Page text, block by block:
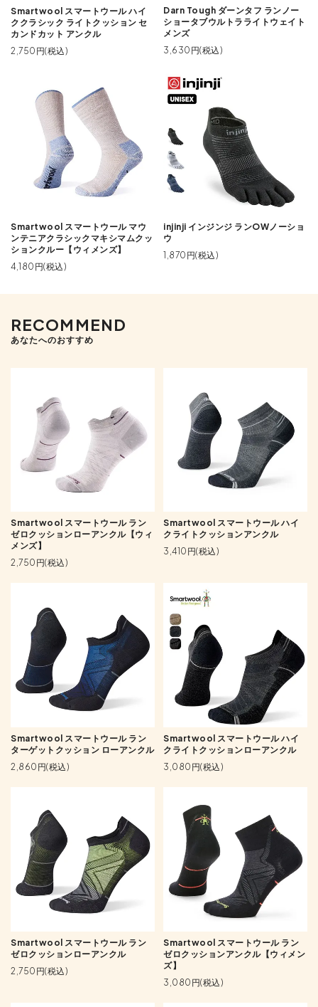
Smartwool スマートウール ハイ
ククラシック ライトクッション セ
カンドカット アンクル
2,750円(税込)
Darn Tough ダーンタフ ランノー
ショータブウルトラライトウェイト
メンズ
3,630円(税込)
Smartwool スマートウール マウ
ンテニアクラシックマキシマムクッ
ションクルー【ウィメンズ】
4,180円(税込)
injinji インジンジ ランOWノーショ
ウ
1,870円(税込)
RECOMMEND
あなたへのおすすめ
Smartwool スマートウール ラン
ゼロクッションローアンクル【ウィ
メンズ】
2,750円(税込)
Smartwool スマートウール ハイ
クライトクッションアンクル
3,410円(税込)
Smartwool スマートウール ラン
ターゲットクッション ローアンクル
2,860円(税込)
Smartwool スマートウール ハイ
クライトクッションローアンクル
3,080円(税込)
Smartwool スマートウール ラン
ゼロクッションローアンクル
2,750円(税込)
Smartwool スマートウール ラン
ゼロクッションアンクル【ウィメン
ズ】
3,080円(税込)